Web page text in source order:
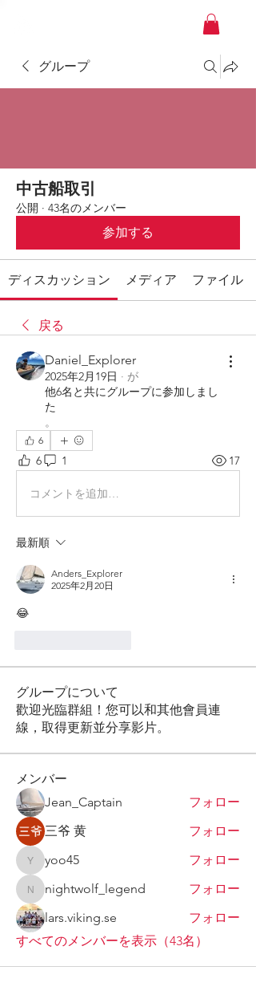
グループ
中古船取引
公開 · 43名のメンバー
参加する
ディスカッション メディア ファイル
戻る
Daniel_Explorer
2025年2月19日 · が
他6名と共にグループに参加しまし
た
。
6
6 1 17
コメントを追加…
最新順
Anders_Explorer
2025年2月20日
😂
グループについて
歡迎光臨群組！您可以和其他會員連
線，取得更新並分享影片。
メンバー
Jean_Captain
フォロー
三爷 黄
フォロー
yoo45yoo45 フォロー
nightwolf_legend
nightwolf_legend
フォロー
lars.viking.se
フォロー
すべてのメンバーを表示（43名）